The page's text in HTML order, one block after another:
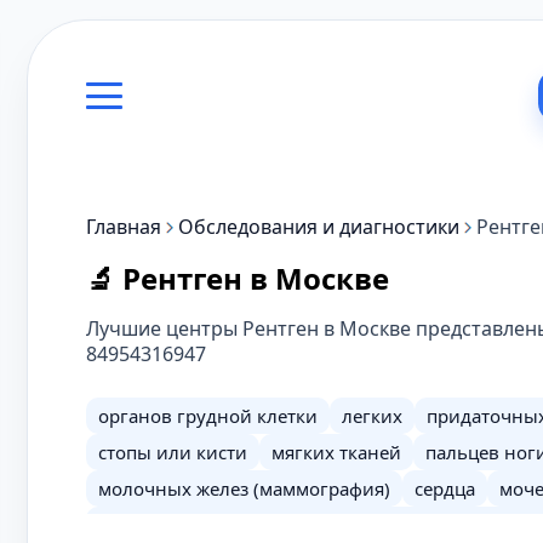
Главная Обследования и диагностики
🔬 Рентген в Москве
Лучшие центры Рентген в Москве
84954316947
органов грудной клетки легких
стопы или кисти
мягких тканей пальцев
молочных желез (маммография)
сердца